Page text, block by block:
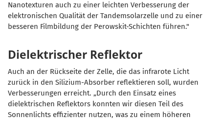
Nanotexturen auch zu einer leichten Verbesserung der
elektronischen Qualität der Tandemsolarzelle und zu einer
besseren Filmbildung der Perowskit-Schichten führen."
Dielektrischer Reflektor
Auch an der Rückseite der Zelle, die das infrarote Licht
zurück in den Silizium-Absorber reflektieren soll, wurden
Verbesserungen erreicht. „Durch den Einsatz eines
dielektrischen Reflektors konnten wir diesen Teil des
Sonnenlichts effizienter nutzen, was zu einem höheren